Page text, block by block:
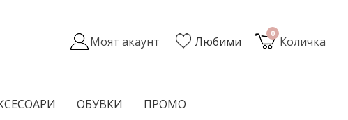
0
Количка
Любими
Моят акаунт
ОБУВКИ ПРОМО